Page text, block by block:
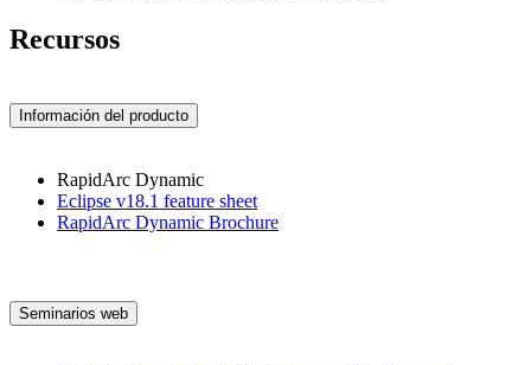
Recursos
Información del producto
RapidArc Dynamic
Eclipse v18.1 feature sheet
RapidArc Dynamic Brochure
Seminarios web